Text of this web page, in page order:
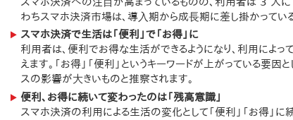
わちスマホ決済市場は、導⼊期から成⻑期に差し掛かってい
スマホ決済で生活は「便利」で「お得」に
利用者は、便利でお得な生活ができるようになり、利用によ
えます。「お得」「便利」というキーワードが上がっている要因
スの影響が⼤きいものと推察されます。
便利、お得に続いて変わったのは「残高意識」
スマホ決済の利用による生活の変化として「便利」「お得」に